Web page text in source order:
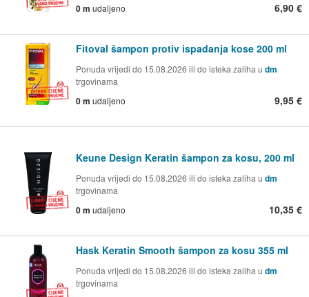
0 m udaljeno 6,90 €
Fitoval šampon protiv ispadanja kose 200 ml
Ponuda vrijedi do 15.08.2026 ili do isteka zaliha u dm
trgovinama
0 m udaljeno 9,95 €
Keune Design Keratin šampon za kosu, 200 ml
Ponuda vrijedi do 15.08.2026 ili do isteka zaliha u dm
trgovinama
0 m udaljeno 10,35 €
Hask Keratin Smooth šampon za kosu 355 ml
Ponuda vrijedi do 15.08.2026 ili do isteka zaliha u dm
trgovinama